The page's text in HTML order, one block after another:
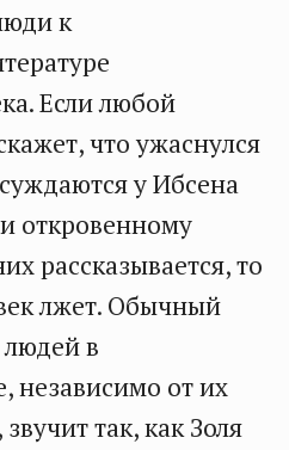
к
Если любой
что ужаснулся
у Ибсена
откровенному
рассказывается, то
лжет. Обычный
в
независимо от их
так, как Золя